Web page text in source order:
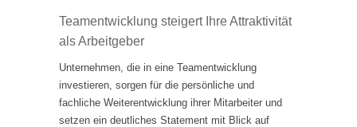
Teamentwicklung steigert Ihre Attraktivität
als Arbeitgeber
Unternehmen, die in eine Teamentwicklung
investieren, sorgen für die persönliche und
fachliche Weiterentwicklung ihrer Mitarbeiter und
setzen ein deutliches Statement mit Blick auf